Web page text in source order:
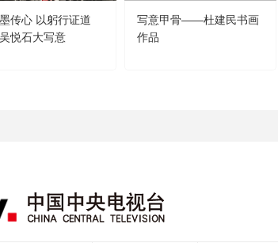
传心 以躬行证道
悦石大写意
写意甲骨——杜建民书画
作品